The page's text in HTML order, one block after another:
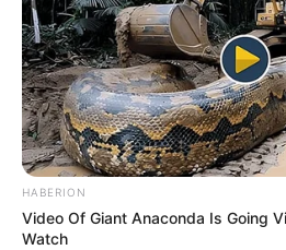
HABERION
Video Of Giant Anaconda Is Going
Watch